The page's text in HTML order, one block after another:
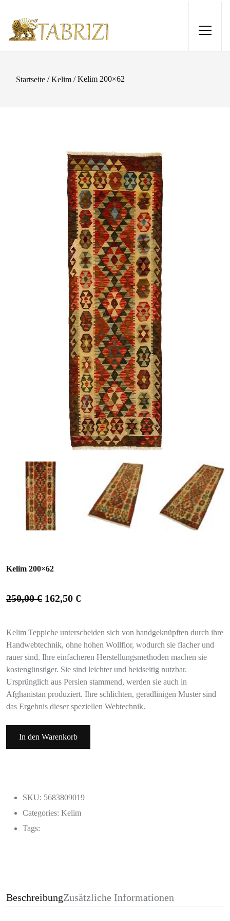
Startseite /Kelim / Kelim 200×62
Kelim 200×62
250,00€ 162,50 €
Kelim Teppiche unterscheiden sich von handgeknüpften durch ihre
Handwebtechnik, ohne hohen Wollflor, wodurch sie flacher und
rauer sind. Ihre einfacheren Herstellungsmethoden machen sie
kostengünstiger. Sie sind leichter und beidseitig nutzbar.
Ursprünglich aus Persien stammend, werden sie auch in
Afghanistan produziert. Ihre schlichten, geradlinigen Muster sind
das Ergebnis dieser speziellen Webtechnik.
In den Warenkorb
SKU: 5683809019
Categories: Kelim
Tags:
BeschreibungZusätzliche Informationen
Ziegler 178x128
1.140,00€ +